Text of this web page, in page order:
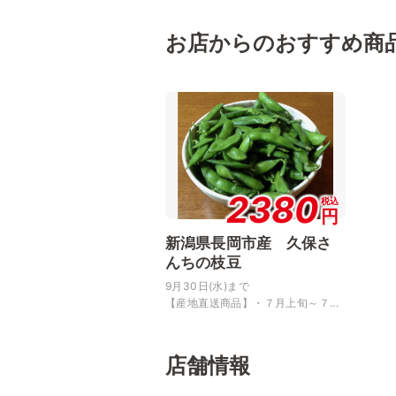
お店からのおすすめ商
2380税込
円
新潟県長岡市産 久保さ
んちの枝豆
9月30日(水)まで
【産地直送商品】・７月上旬～７...
店舗情報